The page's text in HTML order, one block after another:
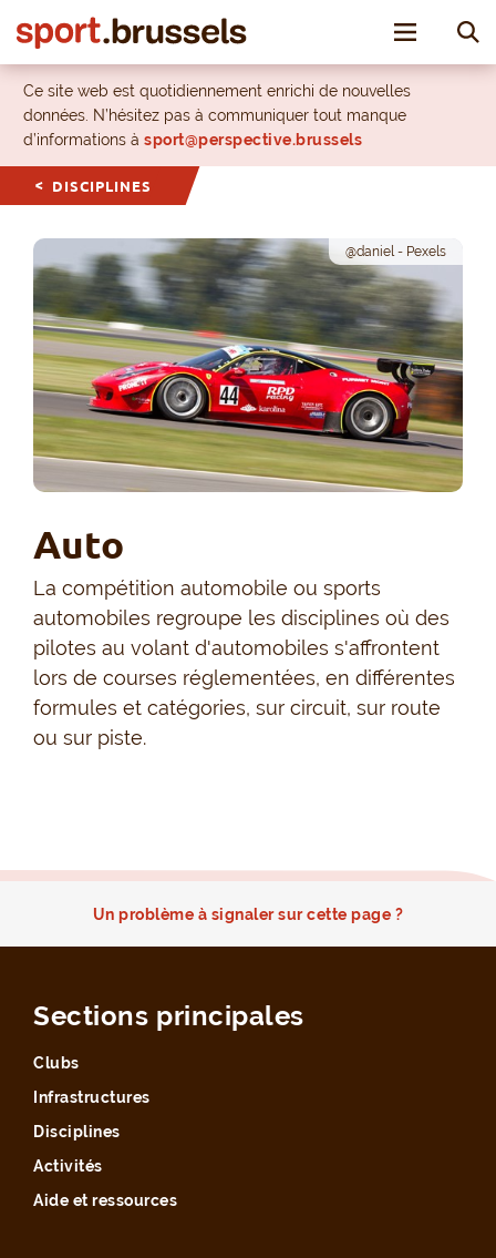
Toggle
Ce site web est quotidiennement enrichi de nouvelles
données. N’hésitez pas à communiquer tout manque
d’informations à sport@perspective.brussels
DISCIPLINES
@daniel - Pexels
Auto
La compétition automobile ou sports
automobiles regroupe les disciplines où des
pilotes au volant d'automobiles s'affrontent
lors de courses réglementées, en différentes
formules et catégories, sur circuit, sur route
ou sur piste.
Un problème à signaler sur cette page ?
Sections principales
Clubs
Infrastructures
Disciplines
Activités
Aide et ressources